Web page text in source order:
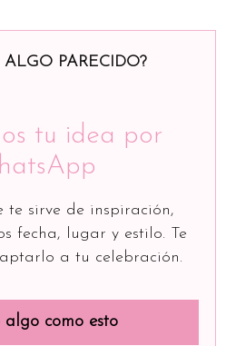
ALGO PARECIDO?
tu idea por
te sirve de inspiración,
fecha, lugar y estilo. Te
a tu celebración.
como esto